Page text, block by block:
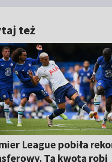
też
League pobiła
Ta kwota robi